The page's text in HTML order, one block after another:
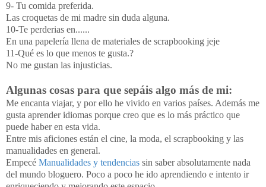
9- Tu comida preferida.
Las croquetas de mi madre sin duda alguna.
10-Te perderias en......
En una papelería llena de materiales de scrapbooking jeje
11-Qué es lo que menos te gusta.?
No me gustan las injusticias.
Algunas cosas para que sepáis algo más de mi:
Me encanta viajar, y por ello he vivido en varios países. Además me
gusta aprender idiomas porque creo que es lo más práctico que
puede haber en esta vida.
Entre mis aficiones están el cine, la moda, el scrapbooking y las
manualidades en general.
Empecé Manualidades y tendencias sin saber absolutamente nada
del mundo bloguero. Poco a poco he ido aprendiendo e intento ir